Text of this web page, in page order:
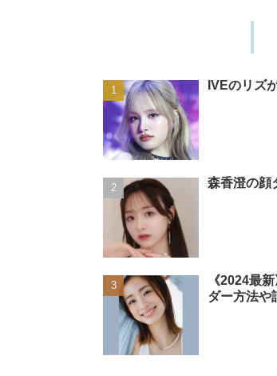
IVEのリズ
森香澄の顔
《2024最
ダー方法や